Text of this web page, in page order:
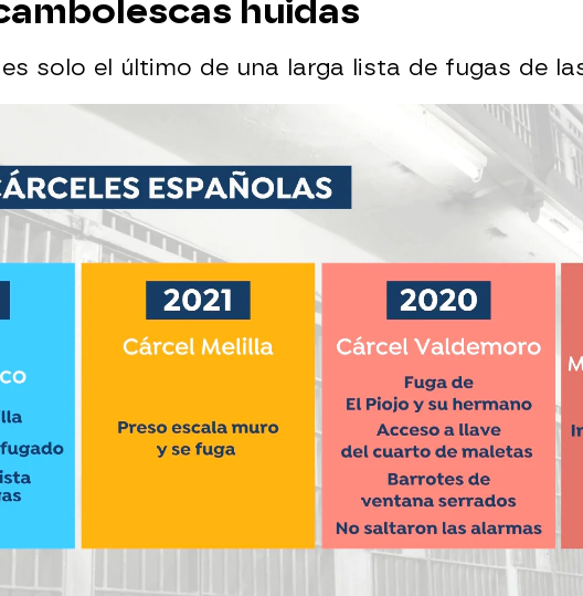
huidas
es solo el último de una larga lista de fugas de
2024, 13:51 WhatsappFacebook
X